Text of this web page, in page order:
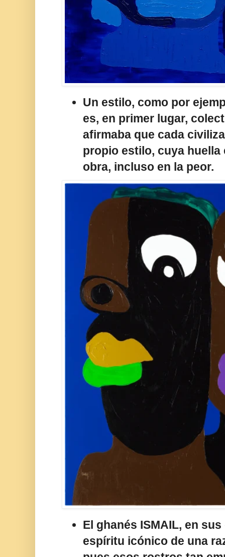
Un estilo, como por
es, en primer lugar,
afirmaba que cada
propio estilo, cuya huella
obra, incluso en la peor.
El ghanés ISMAIL, en
espíritu icónico de una